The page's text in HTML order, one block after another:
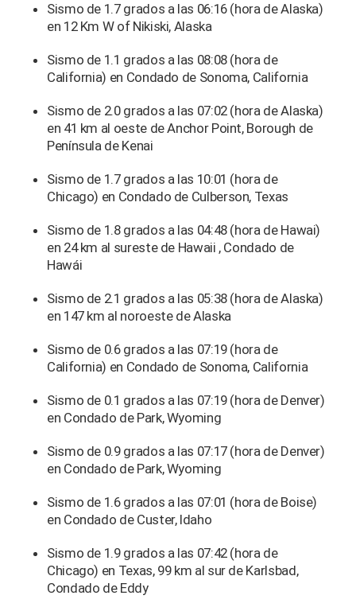
Sismo de 1.7 grados a las 06:16 (hora de Alaska)
en 12 Km W of Nikiski, Alaska
Sismo de 1.1 grados a las 08:08 (hora de
California) en Condado de Sonoma, California
Sismo de 2.0 grados a las 07:02 (hora de Alaska)
en 41 km al oeste de Anchor Point, Borough de
Península de Kenai
Sismo de 1.7 grados a las 10:01 (hora de
Chicago) en Condado de Culberson, Texas
Sismo de 1.8 grados a las 04:48 (hora de Hawai)
en 24 km al sureste de Hawaii , Condado de
Hawái
Sismo de 2.1 grados a las 05:38 (hora de Alaska)
en 147 km al noroeste de Alaska
Sismo de 0.6 grados a las 07:19 (hora de
California) en Condado de Sonoma, California
Sismo de 0.1 grados a las 07:19 (hora de Denver)
en Condado de Park, Wyoming
Sismo de 0.9 grados a las 07:17 (hora de Denver)
en Condado de Park, Wyoming
Sismo de 1.6 grados a las 07:01 (hora de Boise)
en Condado de Custer, Idaho
Sismo de 1.9 grados a las 07:42 (hora de
Chicago) en Texas, 99 km al sur de Karlsbad,
Condado de Eddy